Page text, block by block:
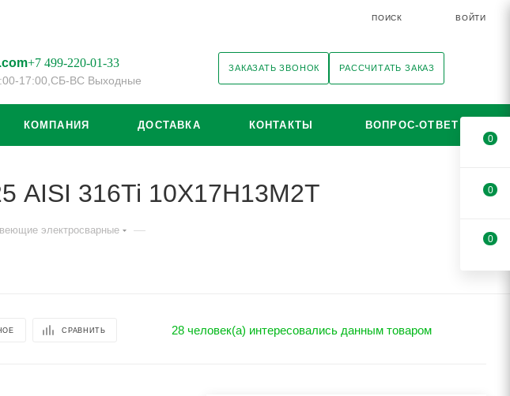
ПОИСК ВОЙТИ
+7 499-220-01-33
17:00, СБ-ВС Выходные
ЗАКАЗАТЬ ЗВОНОК РАССЧИТАТЬ ЗАКАЗ
КОМПАНИЯ ДОСТАВКА КОНТАКТЫ ВОПРОС-ОТВЕТ
AISI 316Ti 10Х17Н13М2Т
электросварные —
СРАВНИТЬ 28 человек(а) интересовались данным товаром
0
0
0